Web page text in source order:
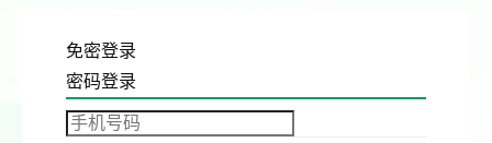
免密登录
密码登录